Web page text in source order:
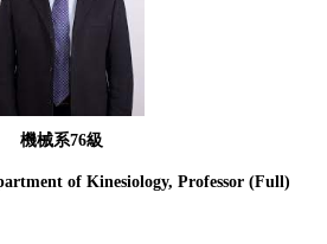
機械系76級
of Kinesiology, Professor (Full)